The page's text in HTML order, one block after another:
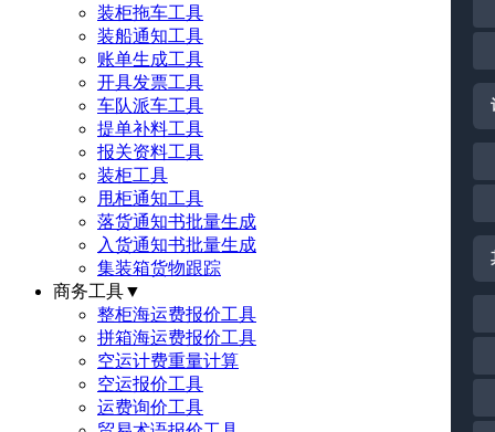
装柜拖车工具
装船通知工具
账单生成工具
开具发票工具
车队派车工具
提单补料工具
报关资料工具
装柜工具
甩柜通知工具
落货通知书批量生成
入货通知书批量生成
集装箱货物跟踪
商务工具▼
整柜海运费报价工具
拼箱海运费报价工具
空运计费重量计算
空运报价工具
运费询价工具